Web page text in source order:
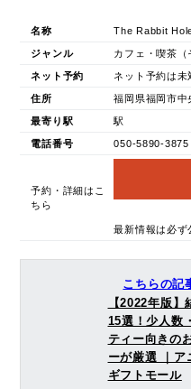
名称 The Rabbit
ジャンル カフェ・喫茶（
ネット予約 ネット予約は未
住所 福岡県福岡市
最寄り駅 駅
電話番号 050-5890-
予約・詳細はこ
ちら
最新情報は必ず
こちらの記
【2022年版
15選！少人数
ティー向きの
ーが厳選 ｜ア
ギフトモール